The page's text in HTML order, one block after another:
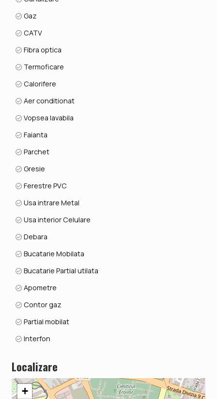
Gaz
CATV
Fibra optica
Termoficare
Calorifere
Aer conditionat
Vopsea lavabila
Faianta
Parchet
Gresie
Ferestre PVC
Usa intrare Metal
Usa interior Celulare
Debara
Bucatarie Mobilata
Bucatarie Partial utilata
Apometre
Contor gaz
Partial mobilat
Interfon
Localizare
+